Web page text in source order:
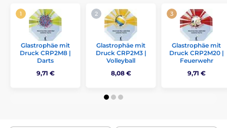
Glastrophäe mit
Druck CRP2M8 |
Darts
9,71 €
Glastrophäe mit
Druck CRP2M3 |
Volleyball
8,08 €
Glastrophäe mit
Druck CRP2M20 |
Feuerwehr
9,71 €